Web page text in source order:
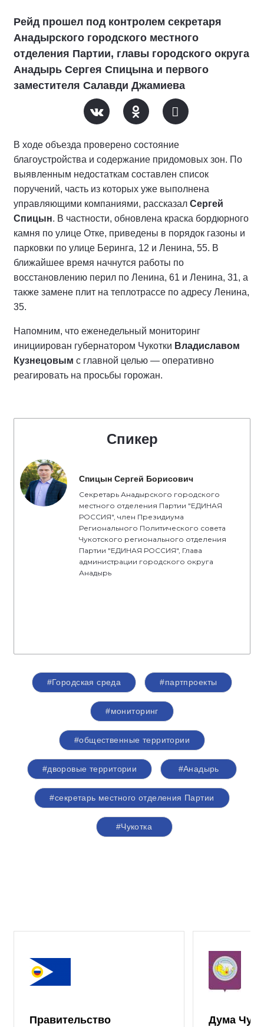
Рейд прошел под контролем секретаря
Анадырского городского местного
отделения Партии, главы городского округа
Анадырь Сергея Спицына и первого
заместителя Салавди Джамиева
В ходе объезда проверено состояние
благоустройства и содержание придомовых зон. По
выявленным недостаткам составлен список
поручений, часть из которых уже выполнена
управляющими компаниями, рассказал Сергей
Спицын. В частности, обновлена краска бордюрного
камня по улице Отке, приведены в порядок газоны и
парковки по улице Беринга, 12 и Ленина, 55. В
ближайшее время начнутся работы по
восстановлению перил по Ленина, 61 и Ленина, 31, а
также замене плит на теплотрассе по адресу Ленина,
35.
Напомним, что еженедельный мониторинг
инициирован губернатором Чукотки Владиславом
Кузнецовым с главной целью — оперативно
реагировать на просьбы горожан.
Спикер
Спицын Сергей Борисович
Секретарь Анадырского городского
местного отделения Партии "ЕДИНАЯ
РОССИЯ", член Президиума
Регионального Политического совета
Чукотского регионального отделения
Партии "ЕДИНАЯ РОССИЯ", Глава
администрации городского округа
Анадырь
#Городская среда #партпроекты
#мониторинг
#общественные территории
#дворовые территории #Анадырь
#секретарь местного отделения Партии
#Чукотка
Правительство
Дума